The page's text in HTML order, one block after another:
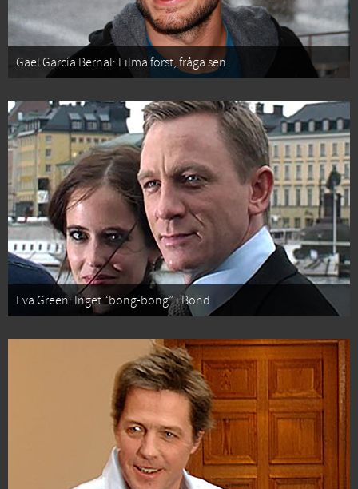
Gael García Bernal: Filma först, fråga sen
Eva Green: Inget “bong-bong” i Bond